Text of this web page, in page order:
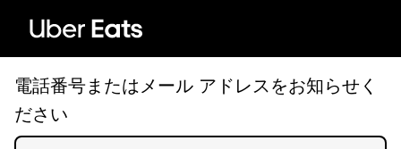
電話番号またはメール アドレスをお知らせく
ださい